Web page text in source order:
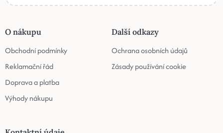
O nákupu
Obchodní podmínky
Reklamační řád
Doprava a platba
Výhody nákupu
Další odkazy
Ochrana osobních údajů
Zásady používání cookie